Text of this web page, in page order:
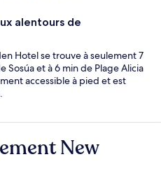
alentours de
Hotel se trouve à seulement 7
Sosúa et à 6 min de Plage Alicia
accessible à pied et est
New